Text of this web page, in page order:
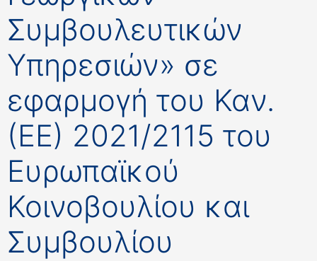
Συμβουλευτικών
Υπηρεσιών» σε
εφαρμογή του Καν.
(ΕΕ) 2021/2115 του
Ευρωπαϊκού
Κοινοβουλίου και
Συμβουλίου